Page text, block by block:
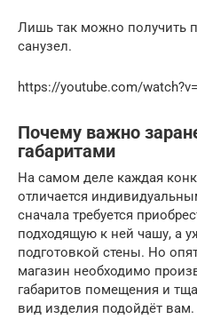
Лишь так можно получить
санузел.
https://youtube.com/
Почему важно
габаритами
На самом деле каждая
отличается
сначала требуется
подходящую к ней чашу, а
подготовкой стены. Но
магазин необходимо
габаритов помещения и
вид изделия подойдёт вам.